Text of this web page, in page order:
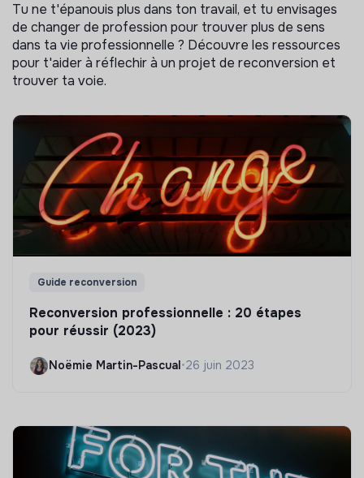
Tu ne t'épanouis plus dans ton travail, et tu envisages
de changer de profession pour trouver plus de sens
dans ta vie professionnelle ? Découvre les ressources
pour t'aider à réflechir à un projet de reconversion et
trouver ta voie.
Guide reconversion
Reconversion professionnelle : 20 étapes
pour réussir (2023)
Noëmie Martin-Pascual •26 juin 2023